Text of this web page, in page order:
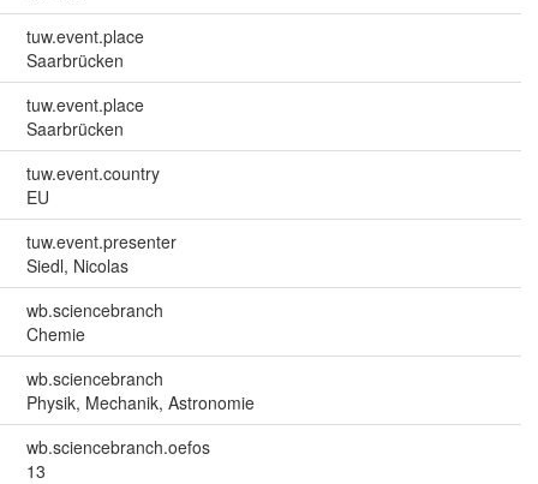
tuw.event.place
Saarbrücken
tuw.event.place
Saarbrücken
tuw.event.country
EU
tuw.event.presenter
Siedl, Nicolas
wb.sciencebranch
Chemie
wb.sciencebranch
Physik, Mechanik, Astronomie
wb.sciencebranch.oefos
13